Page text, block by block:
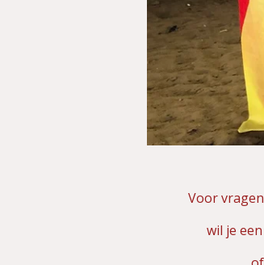
Voor
wil je